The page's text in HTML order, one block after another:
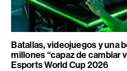
Batallas, videojuegos y una
millones “capaz de cambiar
Esports World Cup 2026